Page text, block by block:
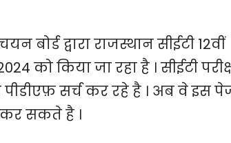
बोर्ड द्वारा राजस्थान सीईटी 12वीं
को किया जा रहा है । सीईटी
पीडीएफ़ सर्च कर रहे है । अब वे इस
कर सकते है ।